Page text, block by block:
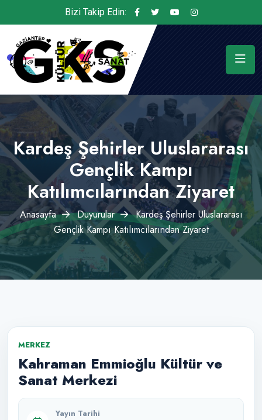
Bizi Takip Edin:
Kardeş Şehirler Uluslararası
Gençlik Kampı
Katılımcılarından Ziyaret
Anasayfa Duyurular
Kardeş Şehirler Uluslararası
Gençlik Kampı Katılımcılarından Ziyaret
MERKEZ
Kahraman Emmioğlu Kültür ve
Sanat Merkezi
Yayın Tarihi